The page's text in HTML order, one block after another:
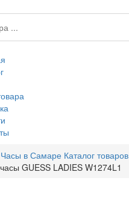
в Самаре Каталог товаров
GUESS LADIES W1274L1